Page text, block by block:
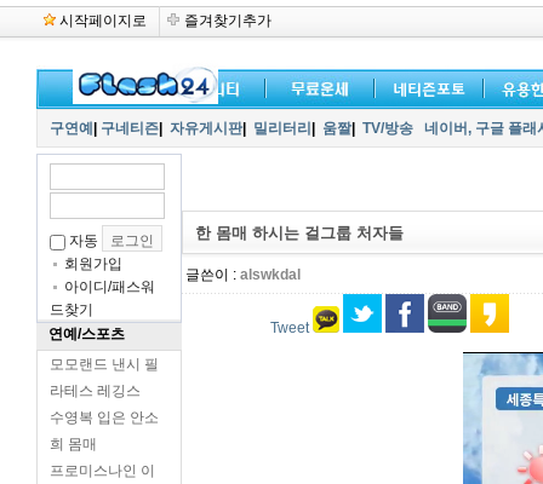
시작페이지로 즐겨찾기추가
구연예 구네티즌 자유게시판| 밀리터리 움짤| TV/방송 네이버, 구글 플
자동
회원가입
아이디/패스워
드찾기
연예/스포츠
모모랜드 낸시 필
라테스 레깅스
수영복 입은 안소
희 몸매
프로미스나인 이
한 몸매 하시는 걸그룹 처자들
글쓴이 : alswkdal
Tweet